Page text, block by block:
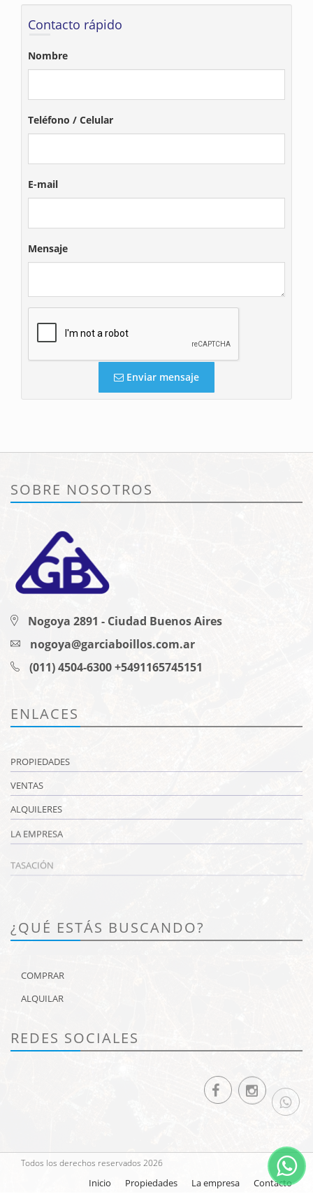
Contacto rápido
Nombre
Teléfono / Celular
E-mail
Mensaje
Enviar mensaje
SOBRE NOSOTROS
Nogoya 2891 - Ciudad Buenos Aires
nogoya@garciaboillos.com.ar
(011) 4504-6300 +5491165745151
ENLACES
PROPIEDADES
VENTAS
ALQUILERES
LA EMPRESA
¿QUÉ ESTÁS BUSCANDO?
COMPRAR
ALQUILAR
REDES SOCIALES
Todos los derechos reservados 2026
Inicio Propiedades La empresa Contacto